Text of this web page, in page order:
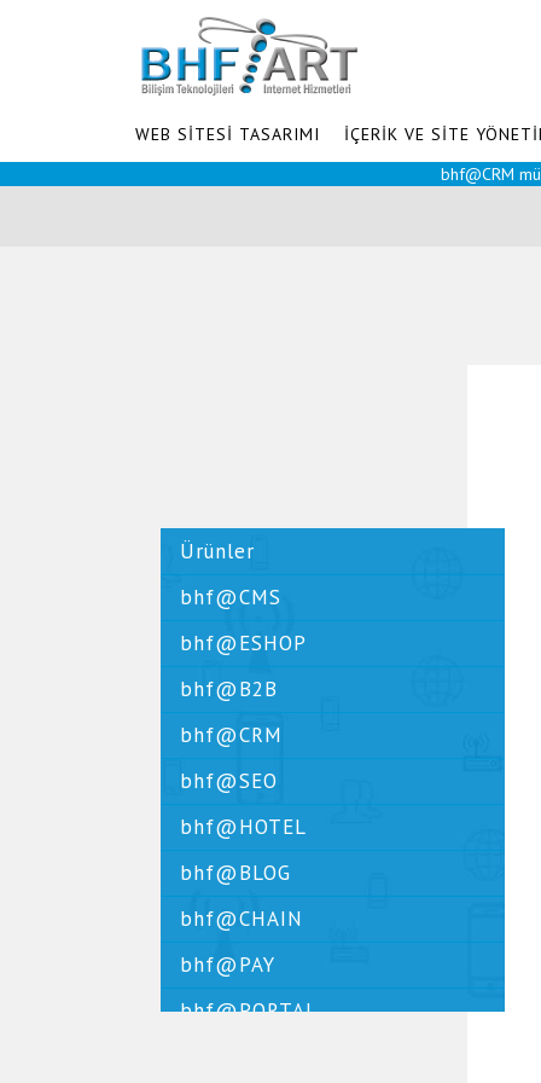
WEB SİTESİ TASARIMI İÇERİK VE SİTE
bhf@CRM
Ürünler
bhf@CMS
bhf@ESHOP
bhf@B2B
bhf@CRM
bhf@SEO
bhf@HOTEL
bhf@BLOG
bhf@CHAIN
bhf@PAY
bhf@PORTAL